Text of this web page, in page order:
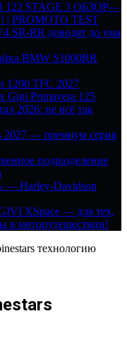
122 STAGE 3 ОБЗОР—
TEST
SR-RR доводят до ума
BMW S1000RR
1200 TFC 2027
Gigi Primavera 125
2026: не всё так
2027 — премиум серия
подразделение
— Harley-Davidson
XSpace — для тех,
в мотопутешествии!
технологию